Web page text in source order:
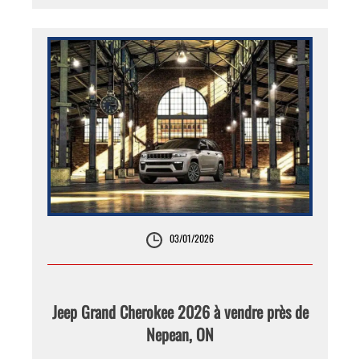
03/01/2026
Jeep Grand Cherokee 2026 à vendre près de
Nepean, ON